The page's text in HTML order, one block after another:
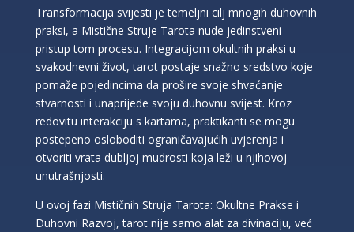
Transformacija svijesti je temeljni cilj mnogih duhovnih
praksi, a Mistične Struje Tarota nude jedinstveni
pristup tom procesu. Integracijom okultnih praksi u
svakodnevni život, tarot postaje snažno sredstvo koje
pomaže pojedincima da prošire svoje shvaćanje
stvarnosti i unaprijede svoju duhovnu svijest. Kroz
redovitu interakciju s kartama, praktikanti se mogu
postepeno osloboditi ograničavajućih uvjerenja i
otvoriti vrata dubljoj mudrosti koja leži u njihovoj
unutrašnjosti.
U ovoj fazi Mističnih Struja Tarota: Okultne Prakse i
Duhovni Razvoj, tarot nije samo alat za divinaciju, već